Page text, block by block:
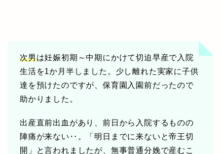
次男は妊娠初期～中期にかけて切迫早産で入院
生活を1か月半しました。少し離れた実家に子供
達を預けたのですが、保育園入園前だったので
助かりました。
出産直前出血があり、前日から入院するものの
陣痛が来ない‥。「明日までに来ないと帝王切
開」と言われましたが、無事普通分娩で産むこ